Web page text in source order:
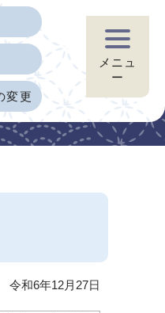
変更
メニュ
ー
和6年12月27日